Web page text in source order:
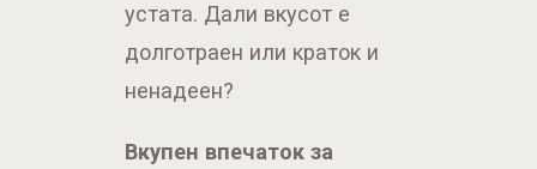
устата. Дали вкусот е
долготраен или краток и
ненадеен?
Вкупен впечаток за